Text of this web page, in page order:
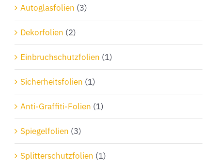
Autoglasfolien (3)
Dekorfolien (2)
Einbruchschutzfolien (1)
Sicherheitsfolien (1)
Anti-Graffiti-Folien (1)
Spiegelfolien (3)
Splitterschutzfolien (1)